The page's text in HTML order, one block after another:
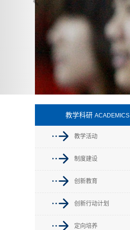
教学科研 ACADEMICS
教学活动
制度建设
创新教育
创新行动计划
定向培养